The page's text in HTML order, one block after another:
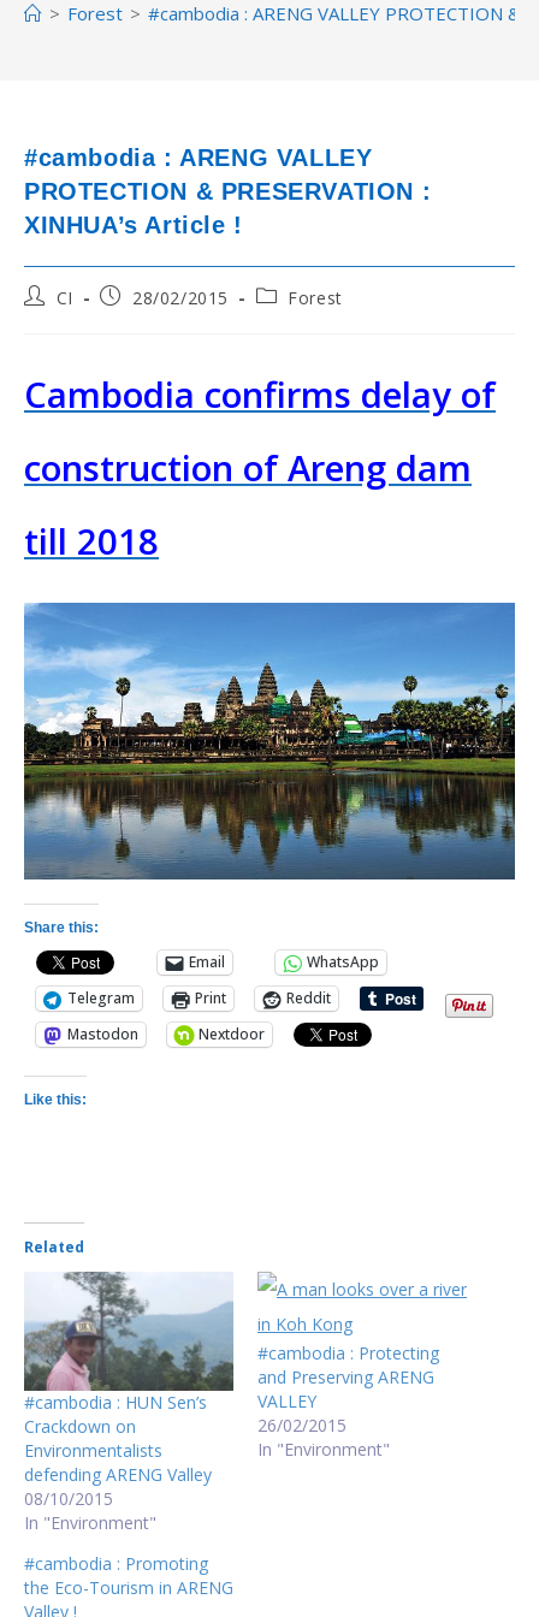
> Forest > #cambodia : ARENG VALLEY PROTECTION &
#cambodia : ARENG VALLEY
PROTECTION & PRESERVATION :
XINHUA’s Article !
PostCI
Post28/02/2015
PostForest
Cambodia confirms delay of
construction of Areng dam
till 2018
Share this:
Email
WhatsApp
Telegram
Print
Reddit
Mastodon
Nextdoor
Like this:
Related
#cambodia : HUN Sen’s
Crackdown on
Environmentalists
defending ARENG Valley
08/10/2015
In "Environment"
#cambodia : Protecting
and Preserving ARENG
VALLEY
26/02/2015
In "Environment"
#cambodia : Promoting
the Eco-Tourism in ARENG
Valley !